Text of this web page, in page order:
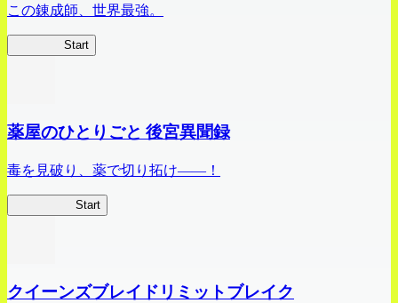
この錬成師、世界最強。
Start
薬屋のひとりごと 後宮異聞録
毒を見破り、薬で切り拓け――！
Start
クイーンズブレイドリミットブレイク